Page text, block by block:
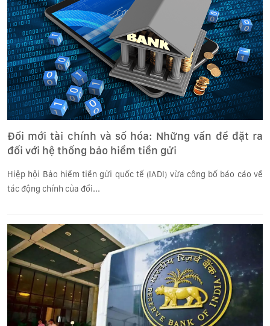
Đổi mới tài chính và số hóa: Những vấn đề đặt ra
đối với hệ thống bảo hiểm tiền gửi
Hiệp hội Bảo hiểm tiền gửi quốc tế (IADI) vừa công bố báo cáo về
tác động chính của đổi...